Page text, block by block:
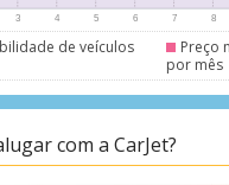
de veículos
Preço
por mês
com a CarJet?